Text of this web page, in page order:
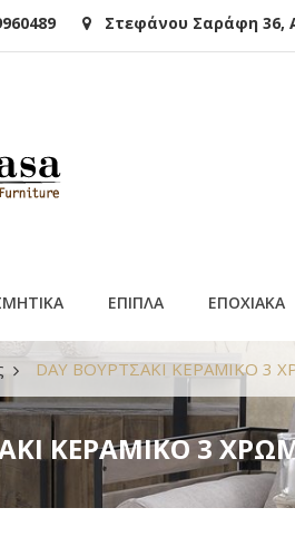
Στεφάνου Σαράφη 36,
ΕΠΙΠΛΑ ΕΠΟΧΙΑΚΑ
DAY ΒΟΥΡΤΣΑΚΙ ΚΕΡΑΜΙΚΟ 3
ΚΕΡΑΜΙΚΟ 3